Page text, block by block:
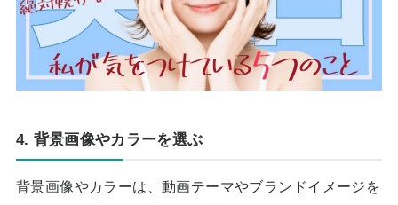
4. 背景画像やカラーを選ぶ
背景画像やカラーは、動画テーマやブランドイメージを